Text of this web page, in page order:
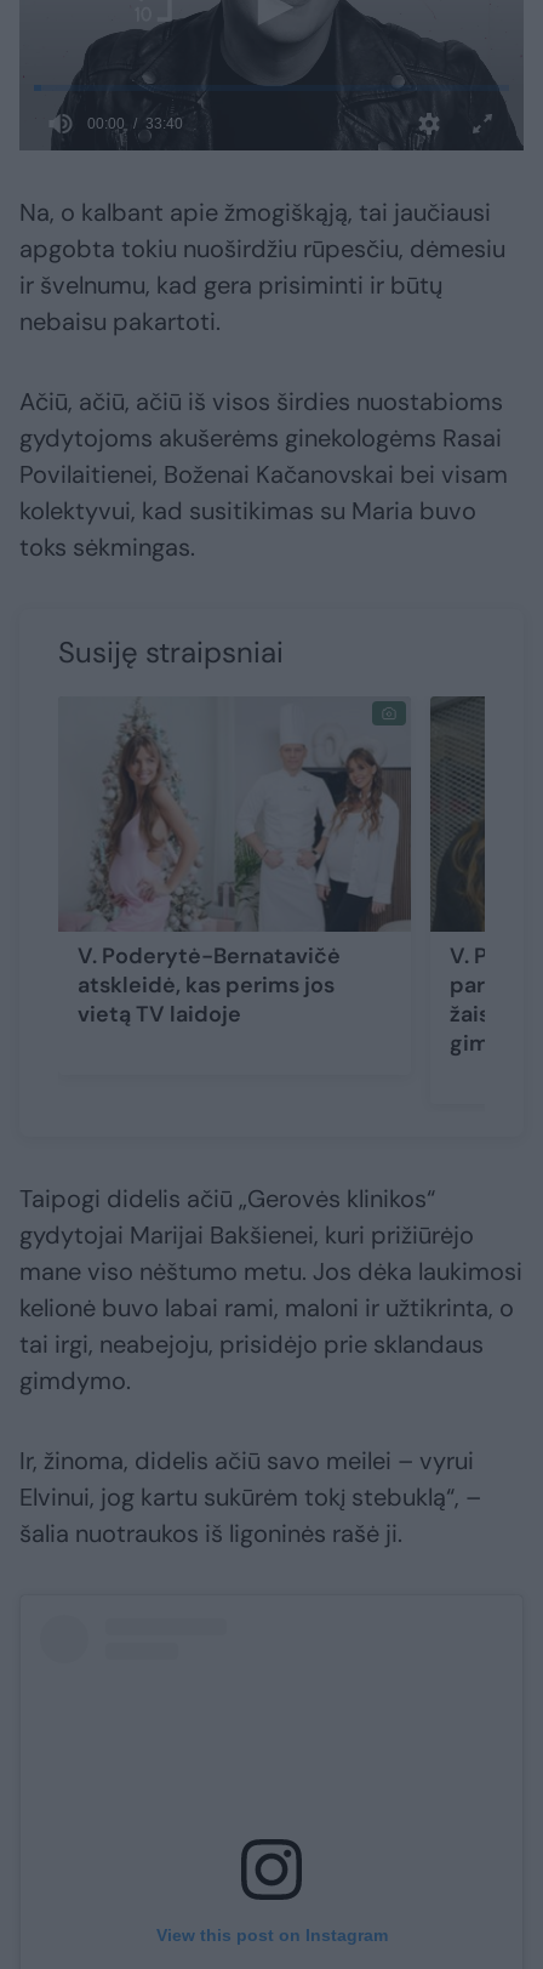
Na, o kalbant apie žmogiškąją, tai jaučiausi
apgobta tokiu nuoširdžiu rūpesčiu, dėmesiu
ir švelnumu, kad gera prisiminti ir būtų
nebaisu pakartoti.
Ačiū, ačiū, ačiū iš visos širdies nuostabioms
gydytojoms akušerėms ginekologėms Rasai
Povilaitienei, Boženai Kačanovskai bei visam
kolektyvui, kad susitikimas su Maria buvo
toks sėkmingas.
Susiję straipsniai
V. Poderytė-Bernatavičė
atskleidė, kas perims jos
vietą TV laidoje
V.
parodė
žaislą:
Taipogi didelis ačiū „Gerovės klinikos“
gydytojai Marijai Bakšienei, kuri prižiūrėjo
mane viso nėštumo metu. Jos dėka laukimosi
kelionė buvo labai rami, maloni ir užtikrinta, o
tai irgi, neabejoju, prisidėjo prie sklandaus
gimdymo.
Ir, žinoma, didelis ačiū savo meilei – vyrui
Elvinui, jog kartu sukūrėm tokį stebuklą“, –
šalia nuotraukos iš ligoninės rašė ji.
View this post on Instagram